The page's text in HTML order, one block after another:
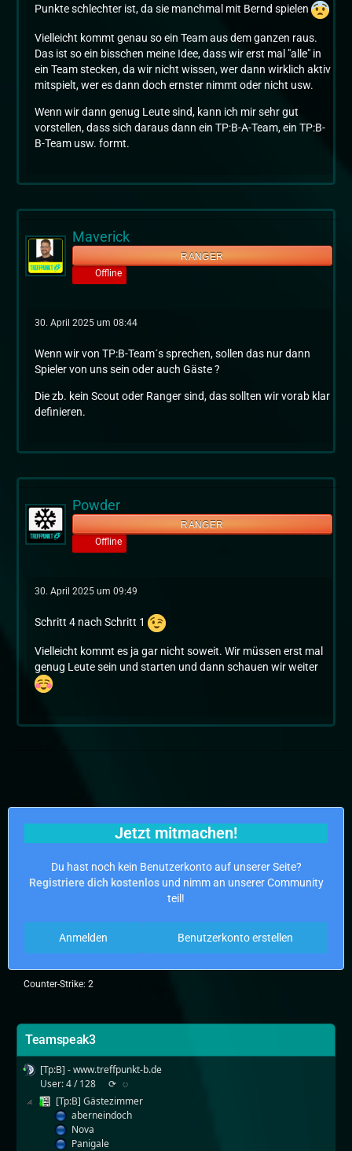
Punkte schlechter ist, da sie manchmal mit Bernd spielen
Vielleicht kommt genau so ein Team aus dem ganzen raus.
Das ist so ein bisschen meine Idee, dass wir erst mal "alle" in
ein Team stecken, da wir nicht wissen, wer dann wirklich aktiv
mitspielt, wer es dann doch ernster nimmt oder nicht usw.
Wenn wir dann genug Leute sind, kann ich mir sehr gut
vorstellen, dass sich daraus dann ein TP:B-A-Team, ein TP:B-
B-Team usw. formt.
Maverick
RANGER
Offline
30. April 2025 um 08:44
Wenn wir von TP:B-Team´s sprechen, sollen das nur dann
Spieler von uns sein oder auch Gäste ?
Die zb. kein Scout oder Ranger sind, das sollten wir vorab klar
definieren.
Powder
RANGER
Offline
30. April 2025 um 09:49
Schritt 4 nach Schritt 1
Vielleicht kommt es ja gar nicht soweit. Wir müssen erst mal
genug Leute sein und starten und dann schauen wir weiter
Jetzt mitmachen!
Du hast noch kein Benutzerkonto auf unserer Seite?
Registriere dich kostenlosund nimm an unserer Community
teil!
Benutzerkonto erstellen
Anmelden
Counter-Strike: 2
Teamspeak3
[Tp:B] - www.treffpunkt-b.de
User: 4 / 128
⟳ ◌
[Tp:B] Gästezimmer
aberneindoch
Nova
Panigale